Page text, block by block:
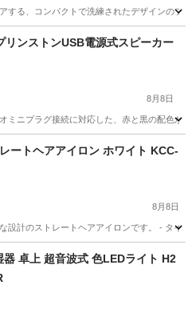
する、コンパクトで洗練されたデザインの
電
リンストンUSB電源式スピーカー
8月8日
ミニプラグ接続に対応した、赤と黒の配色
ィオ
ートヘアアイロン ホワイト KCC-
8月8日
設計のストレートヘアアイロンです。 - タイ
電
器 卓上 超音波式 色LEDライト H2